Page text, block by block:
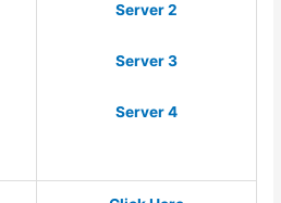
Server 2
Server 3
Server 4